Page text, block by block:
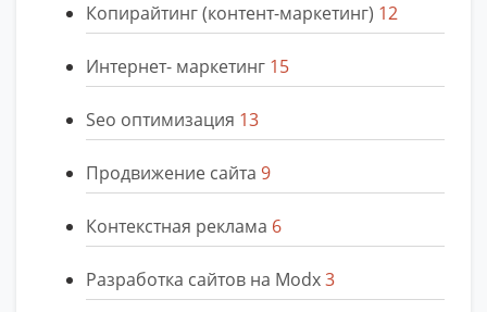
Копирайтинг (контент-маркетинг) 12
Интернет- маркетинг 15
Seo оптимизация 13
Продвижение сайта 9
Контекстная реклама 6
Разработка сайтов на Modx3